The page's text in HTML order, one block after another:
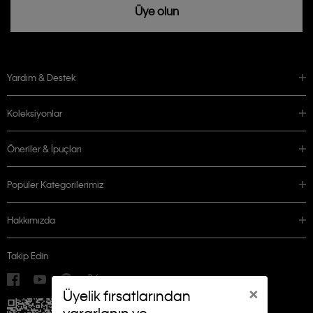
×
Üyelik fırsatlarından
Üye olun
Yardım & Destek
Koleksiyonlar
Öneriler & İpuçları
Popüler Kategorilerimiz
Hakkımızda
Takip Edin